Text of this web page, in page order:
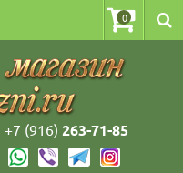
0
+7 (916) 263-71-85